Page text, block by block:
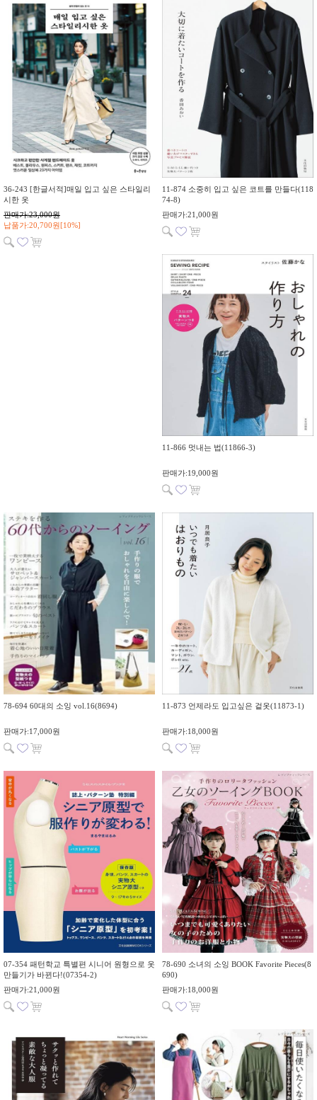
36-243 [한글서적]매일 입고 싶은 스타일리
시한 옷
판매가:23,000원
납품가:20,700원[10%]
11-874 소중히 입고 싶은 코트를 만들다(118
74-8)
판매가:21,000원
11-866 멋내는 법(11866-3)
판매가:19,000원
78-694 60대의 소잉 vol.16(8694)
판매가:17,000원
11-873 언제라도 입고싶은 겉옷(11873-1)
판매가:18,000원
07-354 패턴학교 특별편 시니어 원형으로 옷
만들기가 바뀐다!(07354-2)
판매가:21,000원
78-690 소녀의 소잉 BOOK Favorite Pieces(8
690)
판매가:18,000원